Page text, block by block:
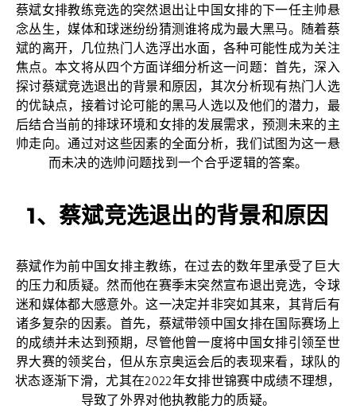
蔡斌女排教练竞选的突然退出让中国女排的下一任主帅悬
念丛生，媒体和球迷纷纷猜测谁将成为最大黑马。随着蔡
斌的离开，几位热门人选浮出水面，各种可能性成为关注
焦点。本文将从四个方面详细分析这一问题：首先，深入
探讨蔡斌竞选退出的背景和原因，其次分析现有热门人选
的优缺点，接着讨论可能的黑马人选以及他们的潜力，最
后结合当前的排球环境和女排的发展需求，预测未来的主
帅走向。通过对这些因素的全面分析，我们试图为这一悬
而未决的选帅问题找到一个合乎逻辑的答案。
1、蔡斌竞选退出的背景和原因
蔡斌作为前中国女排主教练，在过去的数年里承受了巨大
的压力和质疑。然而他在赛季末突然宣布退出竞选，令球
迷和媒体都大感意外。这一决定并非突如其来，其背后有
诸多复杂的因素。首先，蔡斌带领中国女排在国际赛场上
的成绩并未达到预期，尽管他曾一度将中国女排引领至世
界大赛的领奖台，但从东京奥运会后的表现来看，球队的
状态逐渐下滑，尤其在2022年女排世锦赛中成绩不理想，
导致了外界对他执教能力的质疑。